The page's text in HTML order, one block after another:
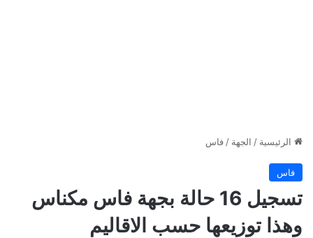
الرئيسية / الجهة / فاس
فاس
تسجيل 16 حالة بجهة فاس مكناس
وهذا توزيعها حسب الاقاليم